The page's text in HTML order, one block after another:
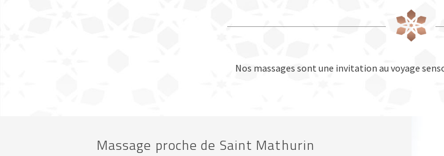
Nos massages sont une invitation au voyage
Massage proche de Saint Mathurin